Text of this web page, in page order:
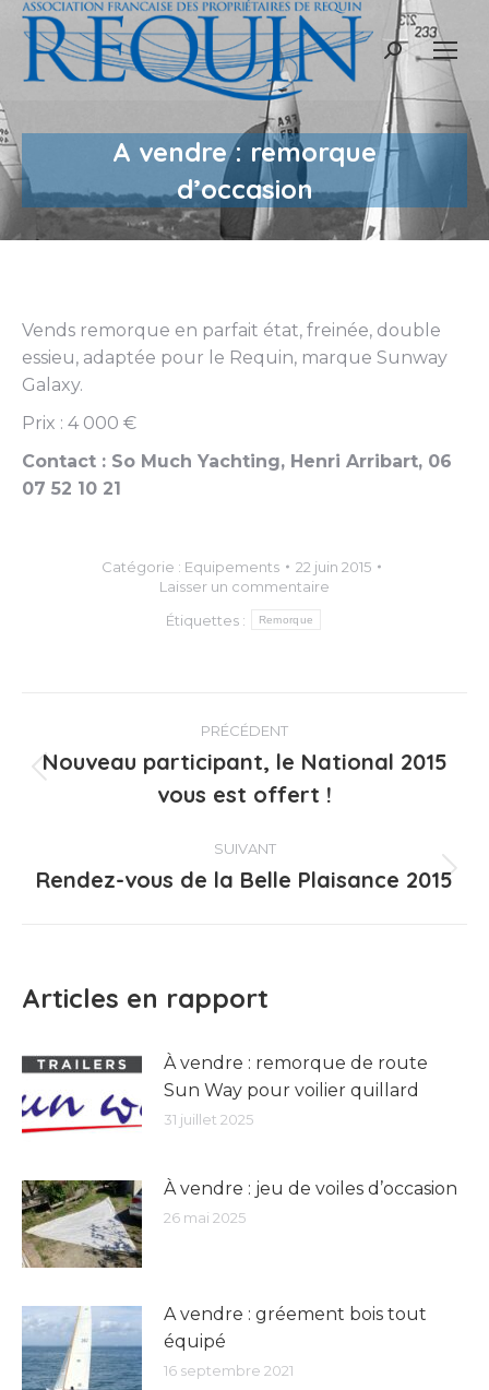
Recherche
A vendre : remorque
d’occasion
Vends remorque en parfait état, freinée, double
essieu, adaptée pour le Requin, marque Sunway
Galaxy.
Prix : 4 000 €
Contact : So Much Yachting, Henri Arribart, 06
07 52 10 21
Catégorie : Equipements
22 juin 2015
Laisser un commentaire
Étiquettes :
Remorque
Navigation
article
PRÉCÉDENT
Article
précédent
Nouveau participant, le National 2015
vous est offert !
SUIVANT
Article
Rendez-vous de la Belle Plaisance 2015
Articles en rapport
À vendre : remorque de route
Sun Way pour voilier quillard
31 juillet 2025
À vendre : jeu de voiles d’occasion
26 mai 2025
A vendre : gréement bois tout
équipé
16 septembre 2021